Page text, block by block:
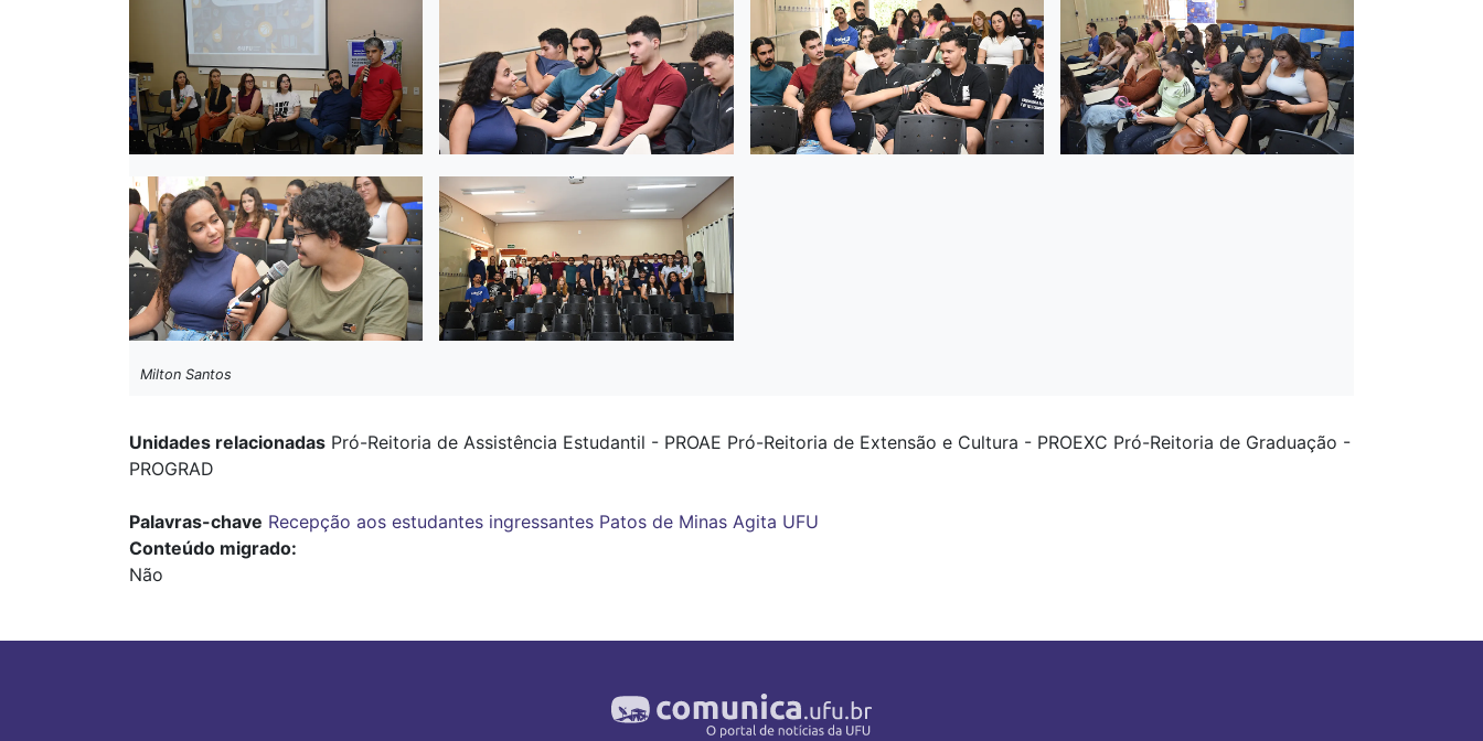
Milton Santos
Unidades relacionadas Pró-Reitoria de Assistência Estudantil - PROAE Pró-Reitoria de Extensão e Cultura - PROEXC Pró-Reitoria de Graduação -
PROGRAD
Palavras-chave Recepção aos estudantes ingressantes Patos de Minas Agita UFU
Conteúdo migrado
Não